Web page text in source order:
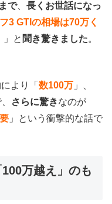
で、 長くお世話になっ
3 GTIの相場は70万く
」と 聞き驚きました。
より「 数100万 」、
さらに驚きなのが
」という衝撃的な話で
万越え」のも